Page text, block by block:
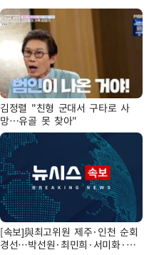
김정렬 "친형 군대서 구타로 사
망…유골 못 찾아"
[속보]與최고위원 제주·인천 순회
경선…박선원·최민희·서미화·한